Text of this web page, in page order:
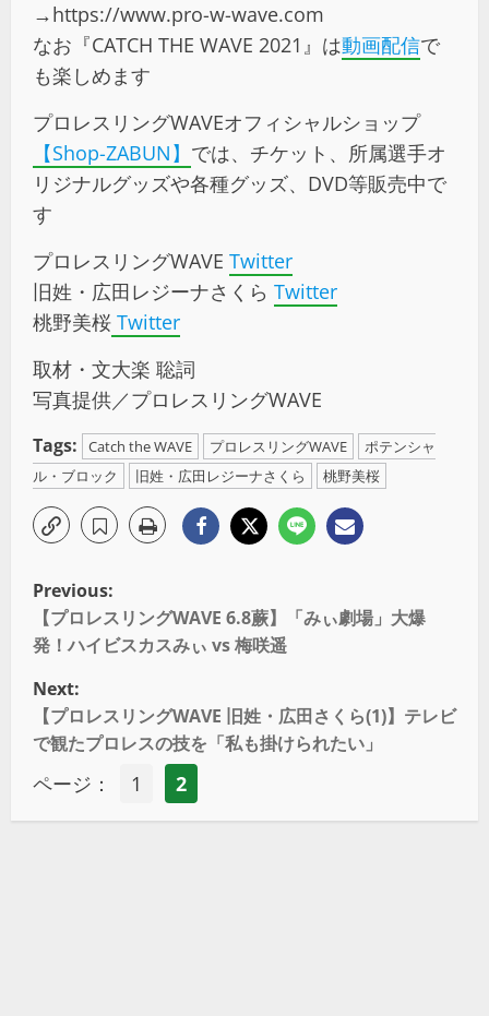
→https://www.pro-w-wave.com
なお『CATCH THE WAVE 2021』は動画配信で
も楽しめます
プロレスリングWAVEオフィシャルショップ
【Shop-ZABUN】 では、チケット、所属選手オ
リジナルグッズや各種グッズ、DVD等販売中で
す
プロレスリングWAVE Twitter
旧姓・広田レジーナさくら Twitter
桃野美桜 Twitter
取材・文大楽 聡詞
写真提供／プロレスリングWAVE
Tags: Catch the WAVE プロレスリングWAVE
ポテンシャ
ル・ブロック
旧姓・広田レジーナさくら 桃野美桜
Previous:
【プロレスリングWAVE 6.8蕨】「みぃ劇場」大爆
発！ハイビスカスみぃ vs 梅咲遥
Next:
【プロレスリングWAVE 旧姓・広田さくら(1)】テレビ
で観たプロレスの技を「私も掛けられたい」
ページ： 1 2